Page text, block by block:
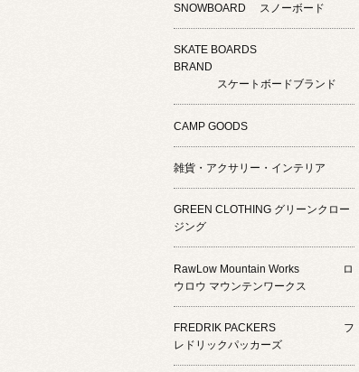
SNOWBOARD スノーボード
SKATE BOARDS
BRAND
スケートボードブランド
CAMP GOODS
雑貨・アクサリー・インテリア
GREEN CLOTHING グリーンクロー
ジング
RawLow Mountain Works ロ
ウロウ マウンテンワークス
FREDRIK PACKERS フ
レドリックパッカーズ